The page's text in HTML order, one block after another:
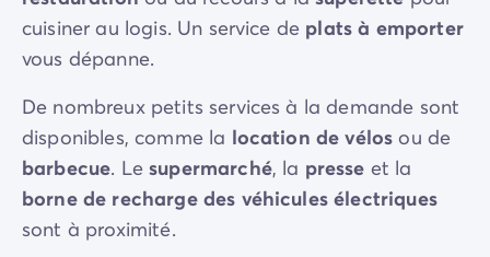
cuisiner au logis. Un service de plats à emporter
vous dépanne.
De nombreux petits services à la demande sont
disponibles, comme la location de vélos ou de
barbecue. Lesupermarché, la presse et la
borne de recharge des véhicules électriques
sont à proximité.